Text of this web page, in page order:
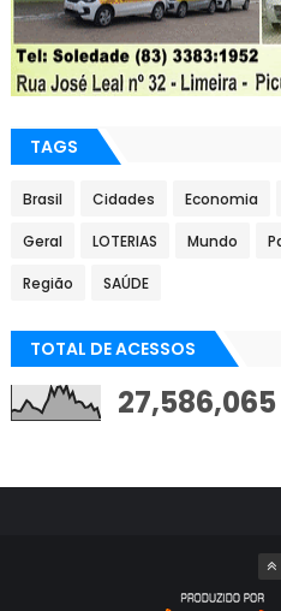
TAGS
Brasil Cidades Economia
Geral LOTERIAS Mundo
Região SAÚDE
TOTAL DE ACESSOS
27,586,065